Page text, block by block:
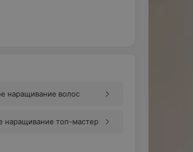
наращивание волос
наращивание топ-мастер